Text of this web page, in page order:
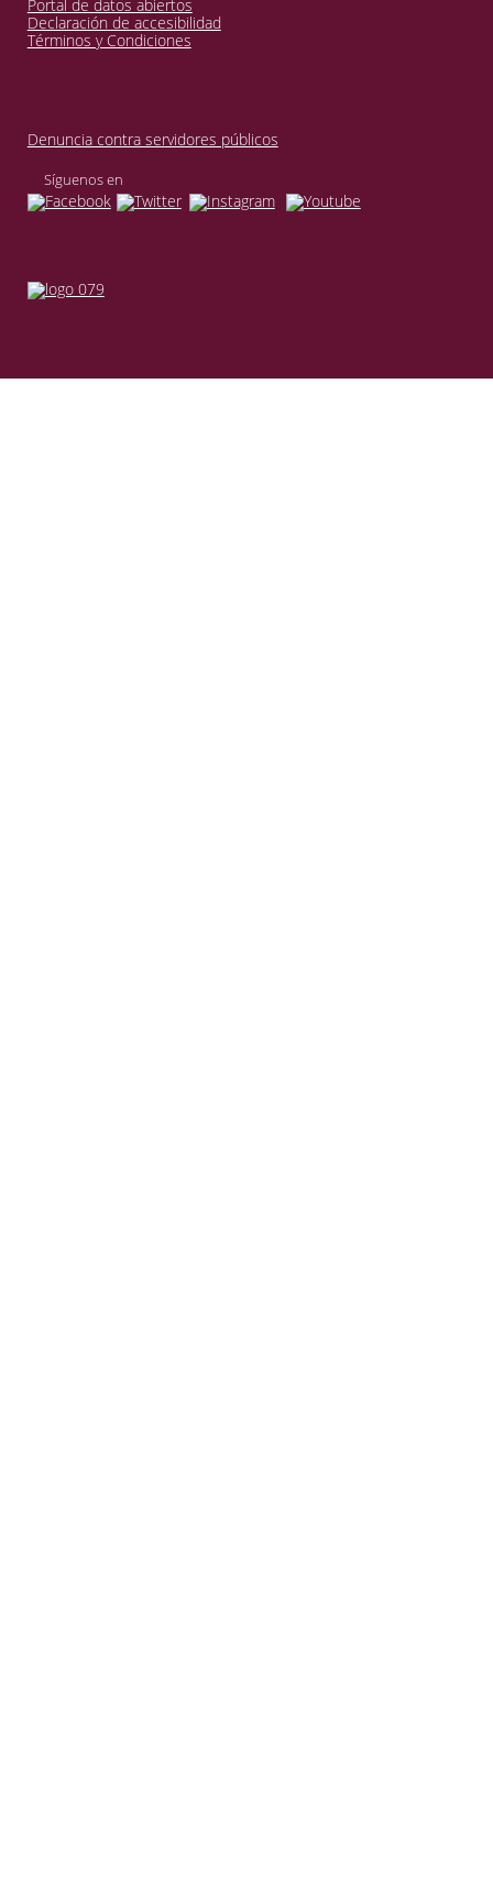
Portal de datos abiertos
Declaración de accesibilidad
Términos y Condiciones
Denuncia contra servidores públicos
Síguenos en